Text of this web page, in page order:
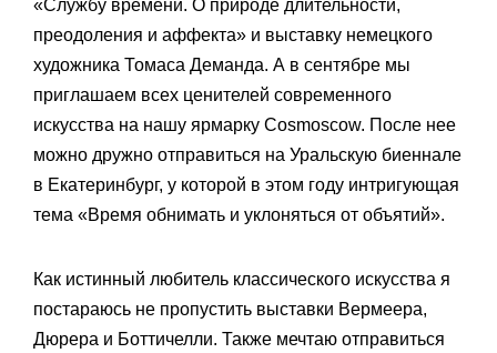
«Службу времени. О природе длительности,
преодоления и аффекта» и выставку немецкого
художника Томаса Деманда. А в сентябре мы
приглашаем всех ценителей современного
искусства на нашу ярмарку Cosmoscow. После нее
можно дружно отправиться на Уральскую биеннале
в Екатеринбург, у которой в этом году интригующая
тема «Время обнимать и уклоняться от объятий».
Как истинный любитель классического искусства я
постараюсь не пропустить выставки Вермеера,
Дюрера и Боттичелли. Также мечтаю отправиться